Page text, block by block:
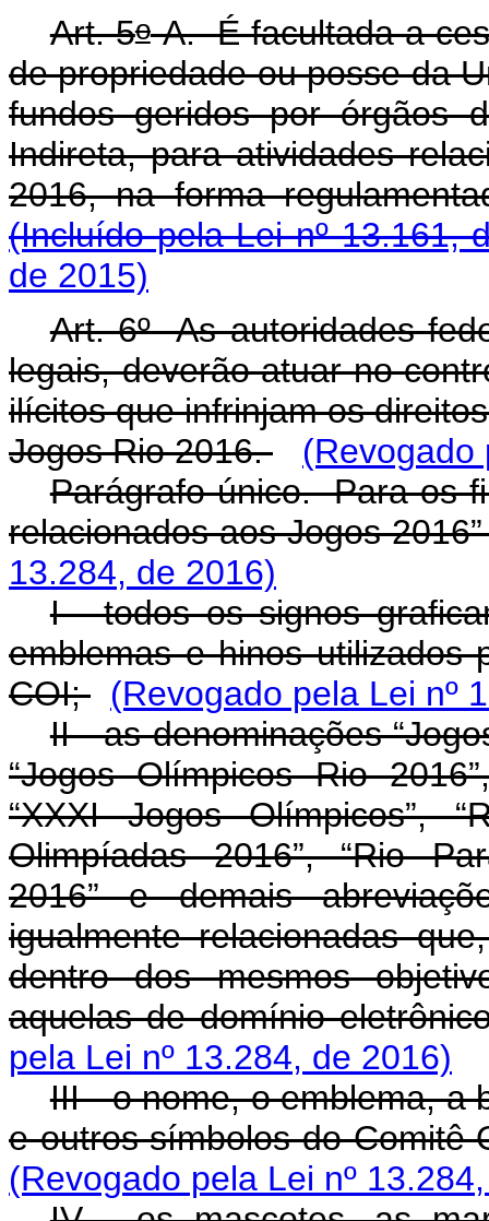
Art. 5o-A. É facultada a
de propriedade ou posse da
fundos geridos por órgãos
Indireta, para atividades
2016, na forma
(Incluído pela Lei nº 13.161,
de 2015)
Art. 6º As autoridades
legais, deverão atuar no
ilícitos que infrinjam os
Jogos Rio 2016.
(Revogado
Parágrafo único. Para os
relacionados aos Jogos
13.284, de 2016)
I - todos os signos
emblemas e hinos utilizados
COI; (Revogado pela Lei nº
II - as denominações
“Jogos Olímpicos Rio
“XXXI Jogos Olímpicos”,
Olimpíadas 2016”, “Rio
2016” e demais
igualmente relacionadas
dentro dos mesmos
aquelas de domínio
pela Lei nº 13.284, de 2016)
III - o nome, o emblema, a
e outros símbolos do Comitê
(Revogado pela Lei nº